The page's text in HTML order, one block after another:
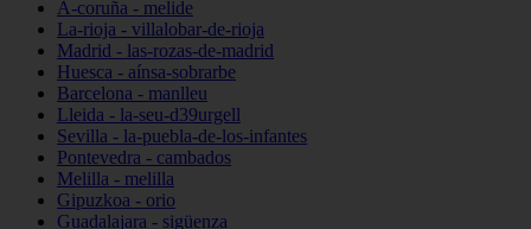
A-coruña - melide
La-rioja - villalobar-de-rioja
Madrid - las-rozas-de-madrid
Huesca - aínsa-sobrarbe
Barcelona - manlleu
Lleida - la-seu-d39urgell
Sevilla - la-puebla-de-los-infantes
Pontevedra - cambados
Melilla - melilla
Gipuzkoa - orio
Guadalajara - sigüenza